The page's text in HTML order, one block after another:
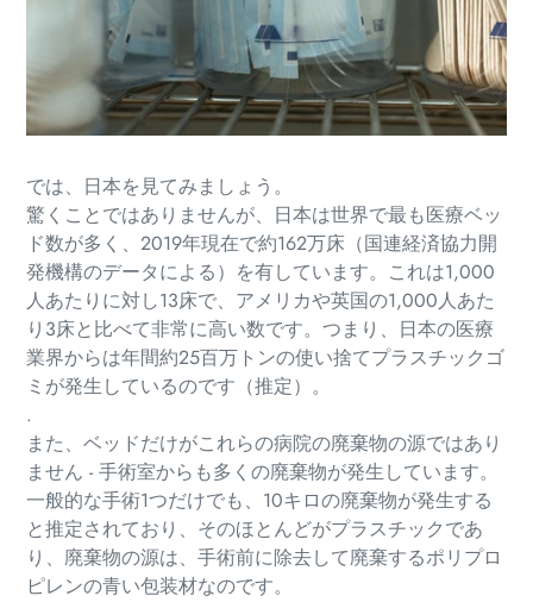
では、日本を見てみましょう。
驚くことではありませんが、日本は世界で最も医療ベッ
ド数が多く、2019年現在で約162万床（国連経済協力開
発機構のデータによる）を有しています。これは1,000
人あたりに対し13床で、アメリカや英国の1,000人あた
り3床と比べて非常に高い数です。つまり、日本の医療
業界からは年間約25百万トンの使い捨てプラスチックゴ
ミが発生しているのです（推定）。
.
また、ベッドだけがこれらの病院の廃棄物の源ではあり
ません - 手術室からも多くの廃棄物が発生しています。
一般的な手術1つだけでも、10キロの廃棄物が発生する
と推定されており、そのほとんどがプラスチックであ
り、廃棄物の源は、手術前に除去して廃棄するポリプロ
ピレンの青い包装材なのです。